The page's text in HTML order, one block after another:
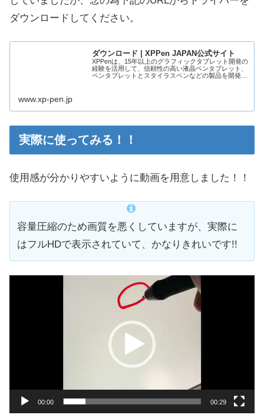
ダウンロードしてください。
ダウンロード | XPPen JAPAN公式サイト
XPPenは、15年以上のグラフィックタブレット開発の
経験を活用して、信頼性の高い液晶ペンタブレット、
ペンタブレットとスタイラスペンなどの製品を開発・
www.xp-pen.jp
実際に使ってみる！！
使用感が分かりやすいように動画を用意しました！！
容量圧縮のため画質を悪くしていますが、実際に
はフルHDで表示されていて、かなりきれいです!!
ー
00:00 00:29